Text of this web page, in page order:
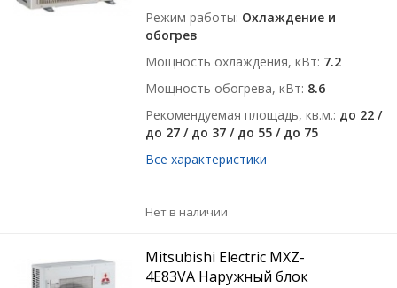
Режим работы Охлаждение и
обогрев
Мощность охлаждения, кВт 7.2
Мощность обогрева, кВт 8.6
Рекомендуемая площадь, кв.м. до 22 /
до 27 / до 37 / до 55 / до 75
Все характеристики
Нет в наличии
Mitsubishi Electric MXZ-
4E83VA Наружный блок